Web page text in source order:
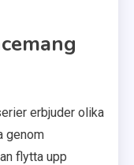
erbjuder olika
genom
flytta upp